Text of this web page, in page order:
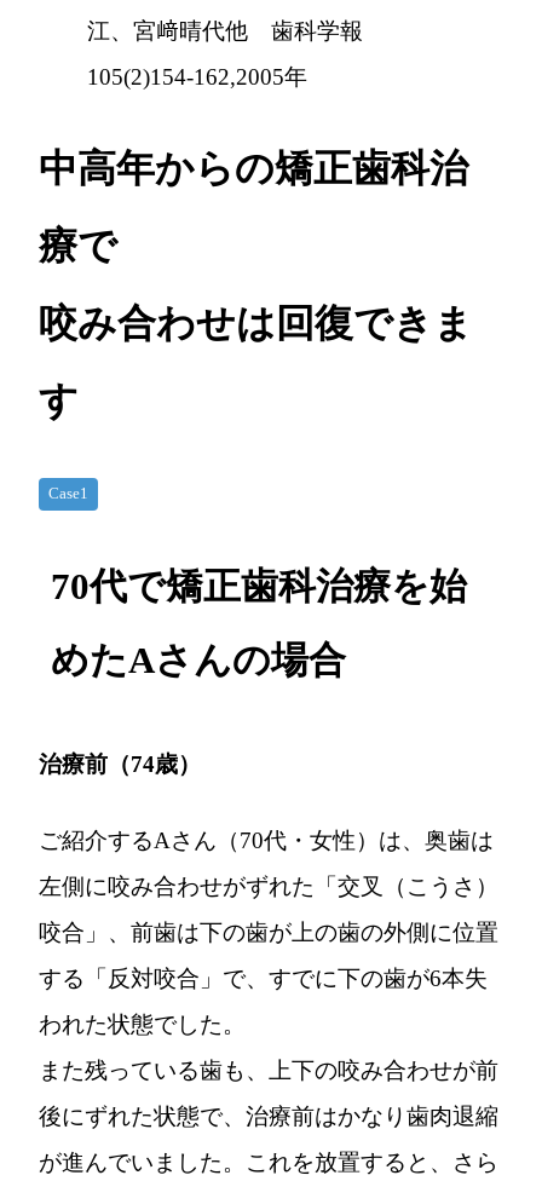
江、宮﨑晴代他 歯科学報
105(2)154-162,2005年
中高年からの矯正歯科治
療で
咬み合わせは回復できま
す
Case1
70代で矯正歯科治療を始
めたAさんの場合
治療前（74歳）
ご紹介するAさん（70代・女性）は、奥歯は
左側に咬み合わせがずれた「交叉（こうさ）
咬合」、前歯は下の歯が上の歯の外側に位置
する「反対咬合」で、すでに下の歯が6本失
われた状態でした。
また残っている歯も、上下の咬み合わせが前
後にずれた状態で、治療前はかなり歯肉退縮
が進んでいました。これを放置すると、さら